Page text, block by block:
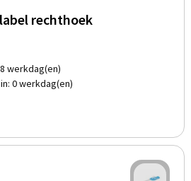
rechthoek
werkdag(en)
0 werkdag(en)